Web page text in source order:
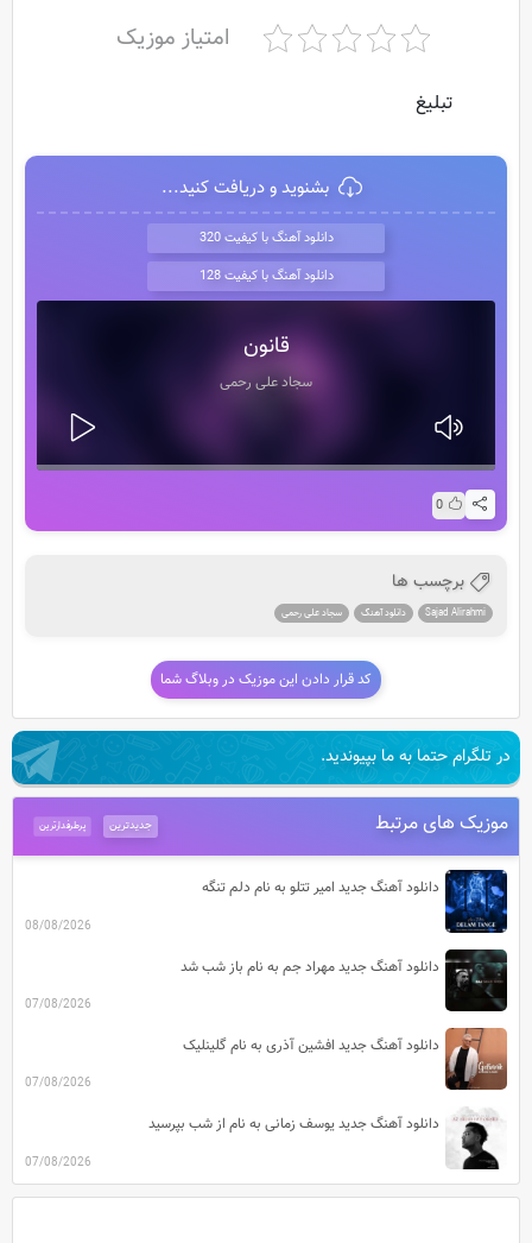
امتیاز موزیک
تبلیغ
بشنوید و دریافت کنید...
دانلود آهنگ با کیفیت 320
دانلود آهنگ با کیفیت 128
قانون
سجاد علی رحمی
0
برچسب ها
Sajad Alirahmi دانلود آهنگ سجاد علی رحمی
کد قرار دادن این موزیک در وبلاگ شما
در تلگرام حتما به ما بپیوندید.
موزیک های مرتبط پرطرفدارترین جدیدترین
دانلود آهنگ جدید امیر تتلو به نام دلم تنگه
08/08/2026
دانلود آهنگ جدید مهراد جم به نام باز شب شد
07/08/2026
دانلود آهنگ جدید افشین آذری به نام گلینلیک
07/08/2026
دانلود آهنگ جدید یوسف زمانی به نام از شب بپرسید
07/08/2026